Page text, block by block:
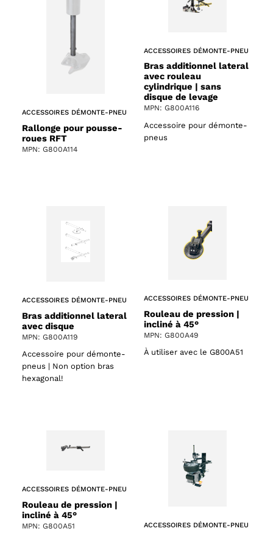
ACCESSOIRES DÉMONTE-PNEU
Rallonge pour pousse-
roues RFT
MPN: G800A114
ACCESSOIRES DÉMONTE-PNEU
Bras additionnel lateral
avec rouleau
cylindrique | sans
disque de levage
MPN: G800A116
Accessoire pour démonte-
pneus
ACCESSOIRES DÉMONTE-PNEU
Bras additionnel lateral
avec disque
MPN: G800A119
Accessoire pour démonte-
pneus | Non option bras
hexagonal!
ACCESSOIRES DÉMONTE-PNEU
Rouleau de pression |
incliné à 45°
MPN: G800A49
À utiliser avec le G800A51
ACCESSOIRES DÉMONTE-PNEU
Rouleau de pression |
incliné à 45°
MPN: G800A51 ACCESSOIRES DÉMONTE-PNEU